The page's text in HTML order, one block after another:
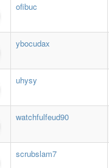
ofibuc
ybocudax
uhysy
watchfulfeud90
scrubslam7